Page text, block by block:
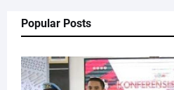
Popular Posts